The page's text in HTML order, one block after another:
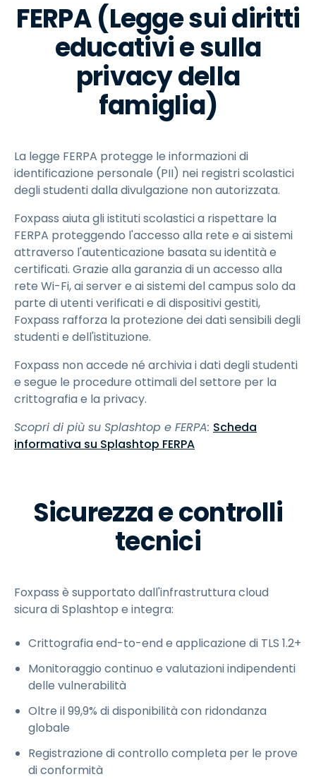
FERPA (Legge sui diritti
educativi e sulla
privacy della
famiglia)
La legge FERPA protegge le informazioni di
identificazione personale (PII) nei registri scolastici
degli studenti dalla divulgazione non autorizzata.
Foxpass aiuta gli istituti scolastici a rispettare la
FERPA proteggendo l'accesso alla rete e ai sistemi
attraverso l'autenticazione basata su identità e
certificati. Grazie alla garanzia di un accesso alla
rete Wi-Fi, ai server e ai sistemi del campus solo da
parte di utenti verificati e di dispositivi gestiti,
Foxpass rafforza la protezione dei dati sensibili degli
studenti e dell'istituzione.
Foxpass non accede né archivia i dati degli studenti
e segue le procedure ottimali del settore per la
crittografia e la privacy.
Scopri di più su Splashtop e FERPA: Scheda
informativa su Splashtop FERPA
Sicurezza e controlli
tecnici
Foxpass è supportato dall'infrastruttura cloud
sicura di Splashtop e integra:
Crittografia end-to-end e applicazione di TLS 1.2+
Monitoraggio continuo e valutazioni indipendenti
delle vulnerabilità
Oltre il 99,9% di disponibilità con ridondanza
globale
Registrazione di controllo completa per le prove
di conformità